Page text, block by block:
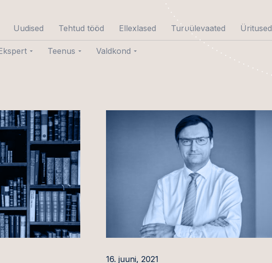
Uudised Tehtud tööd Ellexlased Turuülevaated Üritused
Liisbeth Eero
Triin Frosch
Kevin Gerretz
Linda Helen Herman
Jaanus Ikla
Kaisa Jakobsoo
Teenus
Kapitaliturud
Kinnisvaratehingud ja
üürimine
Erakapital
Finantseerimine
Äritehingud
Ehitusõigus
Valdkond
Pangad ja finantsasutused
Energeetika ja
üldhuviteenused
Tervishoid ja ravimitööstus
16. juuni, 2021